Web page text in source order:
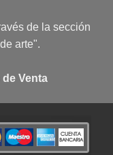
de la sección
arte".
Venta